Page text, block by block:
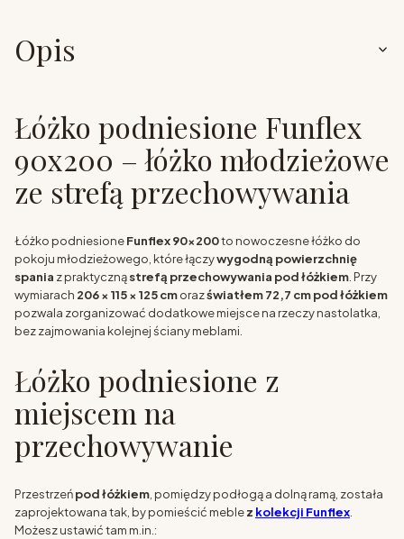
Opis
Łóżko podniesione Funflex
90x200 – łóżko młodzieżowe
ze strefą przechowywania
Łóżko podniesioneFunflex 90x200to nowoczesne łóżko do
pokoju młodzieżowego, które łączywygodną powierzchnię
spania z praktycznąstrefą przechowywania pod łóżkiem. Przy
wymiarach 206 × 115 × 125 cmorazświatłem 72,7 cm pod łóżkiem
pozwala zorganizować dodatkowe miejsce na rzeczy nastolatka,
bez zajmowania kolejnej ściany meblami.
Łóżko podniesione z
miejscem na
przechowywanie
Przestrzeńpod łóżkiem, pomiędzy podłogą a dolną ramą, została
zaprojektowana tak, by pomieścić meblez kolekcji Funflex.
Możesz ustawić tam m.in.: